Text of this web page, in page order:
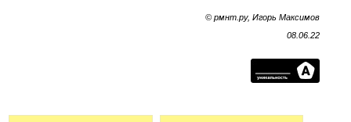
© рмнт.ру, Игорь Максимов
08.06.22